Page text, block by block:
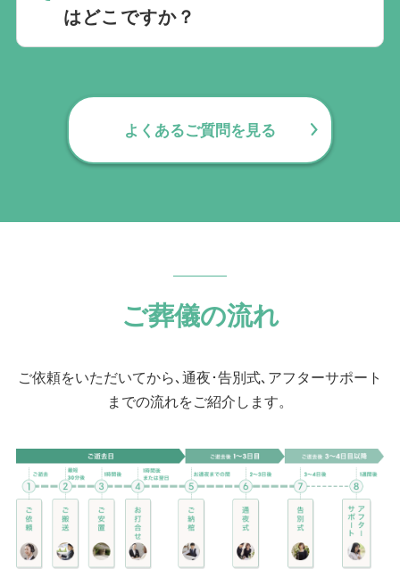
にてご確認いただけます。
当社では1220の斎場と提携しています。
をご案内します。
はどこですか？
いただけます。
よくあるご質問を見る
ご葬儀の流れ
ご依頼をいただいてから､通夜･告別式､アフターサポート
までの流れをご紹介します。